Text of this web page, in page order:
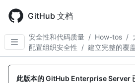
main
content
GitHub 文档
安全性和代码质量 / How-tos /
配置组织安全性 / 建立完整的覆
此版本的 GitHub Enterprise Server